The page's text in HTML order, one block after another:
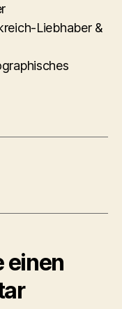
Liebhaber &
einen